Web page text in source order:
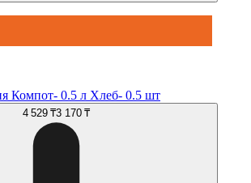
Компот- 0.5 л Хлеб- 0.5 шт
4 529 ₸3 170 ₸